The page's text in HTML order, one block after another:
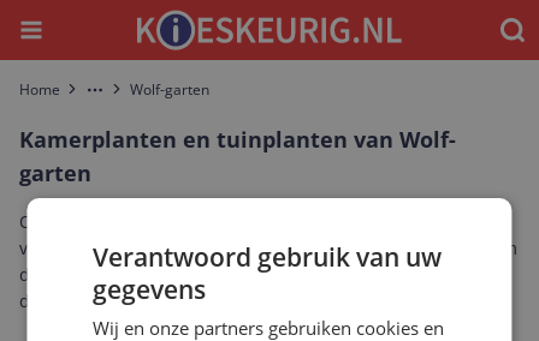
Menu
Home More Wolf-garten
Kamerplanten en tuinplanten van Wolf-
garten
Ontdek het complete aanbod kamerplanten en tuinplanten
van Wolf-garten. Vergelijk prijzen, specificaties en reviews om
de beste Wolf-garten kamerplanten en tuinplanten te vinden
die bij jou past.
Verantwoord gebruik van uw
gegevens
Wij en onze partners gebruiken cookies en